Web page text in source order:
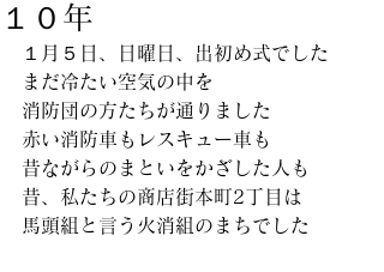
１０年
１月５日、日曜日、出初め式でした
まだ冷たい空気の中を
消防団の方たちが通りました
赤い消防車もレスキュー車も
昔ながらのまといをかざした人も
昔、私たちの商店街本町2丁目は
馬頭組と言う火消組のまちでした